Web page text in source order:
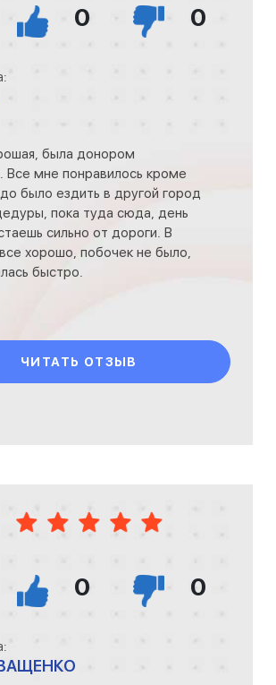
0 0
была донором
Все мне понравилось кроме
было ездить в другой город
пока туда сюда, день
сильно от дороги. В
хорошо, побочек не было,
быстро.
ЧИТАТЬ ОТЗЫВ
0 0